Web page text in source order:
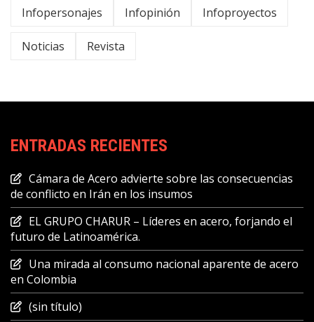
Infopersonajes Infopinión Infoproyectos
Noticias Revista
ENTRADAS RECIENTES
Cámara de Acero advierte sobre las consecuencias
de conflicto en Irán en los insumos
EL GRUPO CHARUR – Líderes en acero, forjando el
futuro de Latinoamérica.
Una mirada al consumo nacional aparente de acero
en Colombia
(sin título)